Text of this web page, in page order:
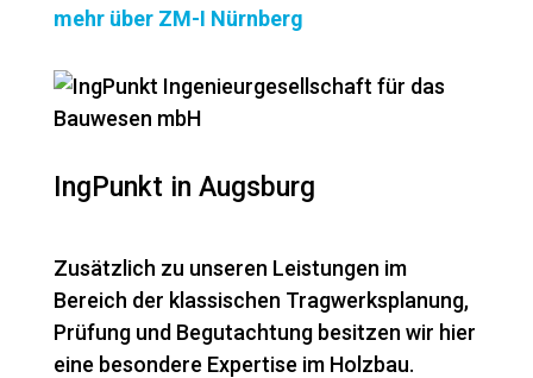
mehr über ZM-I Nürnberg
IngPunkt in Augsburg
Zusätzlich zu unseren Leistungen im
Bereich der klassischen Tragwerksplanung,
Prüfung und Begutachtung besitzen wir hier
eine besondere Expertise im Holzbau.